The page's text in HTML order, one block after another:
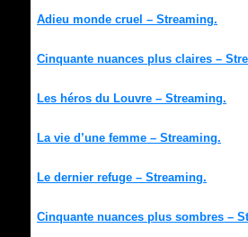
Adieu monde cruel – Streaming.
Cinquante nuances plus claires –
Les héros du Louvre – Streaming.
La vie d’une femme – Streaming.
Le dernier refuge – Streaming.
Cinquante nuances plus sombres –